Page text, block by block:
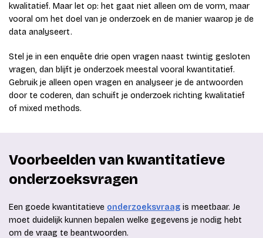
kwalitatief. Maar let op: het gaat niet alleen om de vorm, maar
vooral om het doel van je onderzoek en de manier waarop je de
data analyseert.
Stel je in een enquête drie open vragen naast twintig gesloten
vragen, dan blijft je onderzoek meestal vooral kwantitatief.
Gebruik je alleen open vragen en analyseer je de antwoorden
door te coderen, dan schuift je onderzoek richting kwalitatief
of mixed methods.
Voorbeelden van kwantitatieve
onderzoeksvragen
Een goede kwantitatieve onderzoeksvraag is meetbaar. Je
moet duidelijk kunnen bepalen welke gegevens je nodig hebt
om de vraag te beantwoorden.